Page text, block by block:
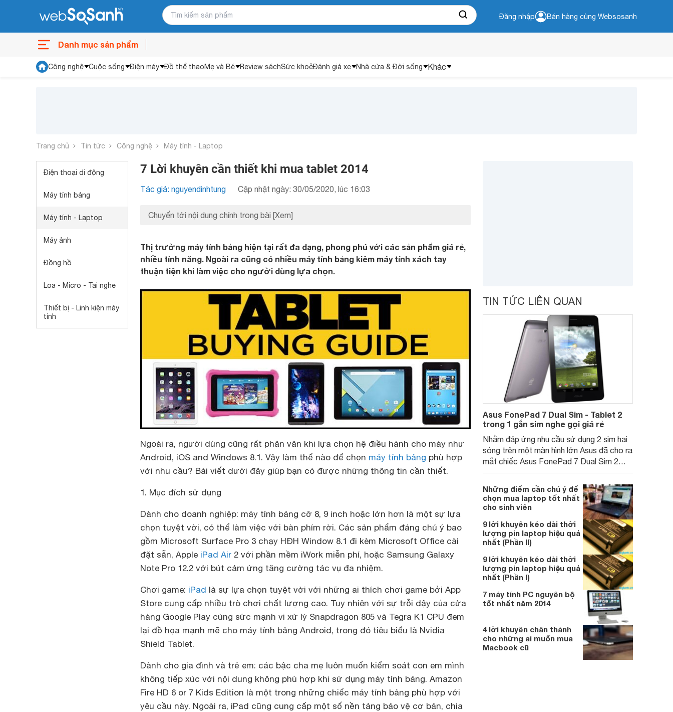
Đăng nhập Bán hàng cùng Websosanh
Danh mục sản phẩm
Công nghệ Cuộc sống Điện máy Đồ thể thaoMẹ và Bé Review sáchSức khoẻĐánh giá xe Nhà cửa & Đời sống Khác
Trang chủ Tin tức Công nghệ Máy tính - Laptop
Điện thoại di động
Máy tính bảng
Máy tính - Laptop
Máy ảnh
Đồng hồ
Loa - Micro - Tai nghe
Thiết bị - Linh kiện máy
tính
7 Lời khuyên cần thiết khi mua tablet 2014
Tác giả: nguyendinhtung Cập nhật ngày: 30/05/2020, lúc 16:03
Chuyển tới nội dung chính trong bài [Xem]
Thị trường máy tính bảng hiện tại rất đa dạng, phong phú với các sản phẩm giá rẻ,
nhiều tính năng. Ngoài ra cũng có nhiều máy tính bảng kiêm máy tính xách tay
thuận tiện khi làm việc cho người dùng lựa chọn.
Ngoài ra, người dùng cũng rất phân vân khi lựa chọn hệ điều hành cho máy như
Android, iOS and Windows 8.1. Vậy làm thế nào để chọn máy tính bảng phù hợp
với nhu cầu? Bài viết dưới đây giúp bạn có được những thông tin cần thiết.
1. Mục đích sử dụng
Dành cho doanh nghiệp: máy tính bảng cỡ 8, 9 inch hoặc lớn hơn là một sự lựa
chọn tuyệt vời, có thể làm việc với bàn phím rời. Các sản phẩm đáng chú ý bao
gồm Microsoft Surface Pro 3 chạy HĐH Window 8.1 đi kèm Microsoft Office cài
đặt sẵn, Apple iPad Air 2 với phần mềm iWork miễn phí, hoặc Samsung Galaxy
Note Pro 12.2 với bút cảm ứng tăng cường tác vụ đa nhiệm.
Chơi game: iPad là sự lựa chọn tuyệt vời với những ai thích chơi game bởi App
Store cung cấp nhiều trò chơi chất lượng cao. Tuy nhiên với sự trỗi dậy của cửa
hàng Google Play cùng sức mạnh vi xử lý Snapdragon 805 và Tegra K1 CPU đem
lại đồ họa mạnh mẽ cho máy tính bảng Android, trong đó tiêu biểu là Nvidia
Shield Tablet.
Dành cho gia đình và trẻ em: các bậc cha mẹ luôn muốn kiểm soát con em mình
không tiếp xúc với nội dung không phù hợp khi sử dụng máy tính bảng. Amazon
Fire HD 6 or 7 Kids Edition là một trong những chiếc máy tính bảng phù hợp với
yêu cầu này. Ngoài ra, iPad cũng cung cấp một số nền tảng bảo vệ cơ bản, chia
TIN TỨC LIÊN QUAN
Asus FonePad 7 Dual Sim - Tablet 2
trong 1 gắn sim nghe gọi giá rẻ
Nhằm đáp ứng nhu cầu sử dụng 2 sim hai
sóng trên một màn hình lớn Asus đã cho ra
mắt chiếc Asus FonePad 7 Dual Sim 2
trong 1 sở hữu nhiều tính năng hiện đại hỗ
trợ tối đa cho người dùng.
Những điểm cần chú ý để
chọn mua laptop tốt nhất
cho sinh viên
9 lời khuyên kéo dài thời
lượng pin laptop hiệu quả
nhất (Phần II)
9 lời khuyên kéo dài thời
lượng pin laptop hiệu quả
nhất (Phần I)
7 máy tính PC nguyên bộ
tốt nhất năm 2014
4 lời khuyên chân thành
cho những ai muốn mua
Macbook cũ